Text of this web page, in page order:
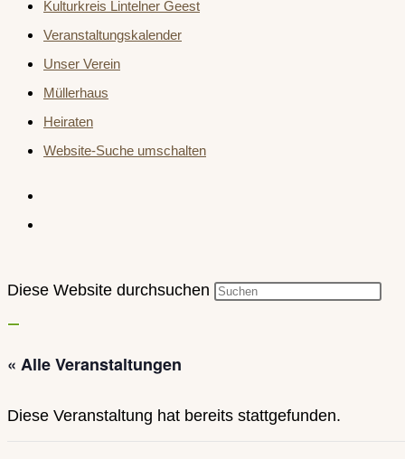
Kulturkreis Lintelner Geest
Veranstaltungskalender
Unser Verein
Müllerhaus
Heiraten
Website-Suche umschalten
Diese Website durchsuchen
« Alle Veranstaltungen
Diese Veranstaltung hat bereits stattgefunden.